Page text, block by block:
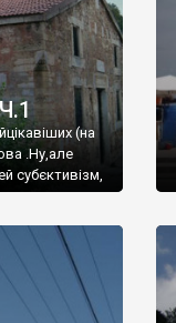
(на
.Ну,але
субєктивізм,